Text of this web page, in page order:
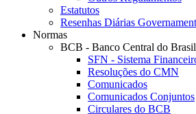
Estatutos
Resenhas Diárias
Normas
BCB - Banco Central do Brasil
SFN - Sistema
Resoluções do CMN
Comunicados
Comunicados Conjuntos
Circulares do BCB